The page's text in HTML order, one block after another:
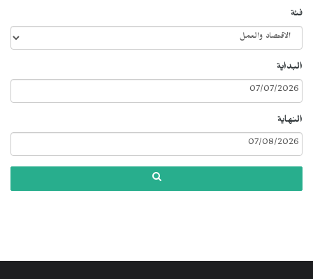
فئة
البداية
النهاية